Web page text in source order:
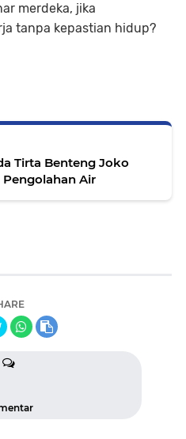
merdeka, jika
tanpa kepastian hidup?
Tirta Benteng Joko
Air